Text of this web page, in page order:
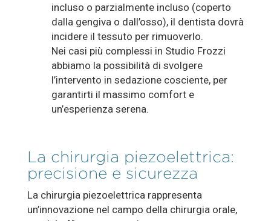
incluso o parzialmente incluso (coperto
dalla gengiva o dall’osso), il dentista dovrà
incidere il tessuto per rimuoverlo.
Nei casi più complessi in Studio Frozzi
abbiamo la possibilità di svolgere
l’intervento in sedazione cosciente, per
garantirti il massimo comfort e
un’esperienza serena.
La chirurgia piezoelettrica:
precisione e sicurezza
La chirurgia piezoelettrica rappresenta
un’innovazione nel campo della chirurgia orale,